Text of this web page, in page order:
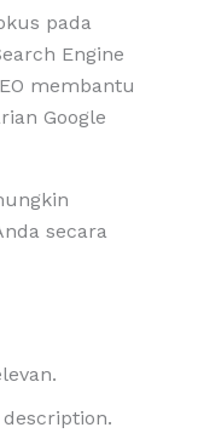
pada
Engine
membantu
Google
secara